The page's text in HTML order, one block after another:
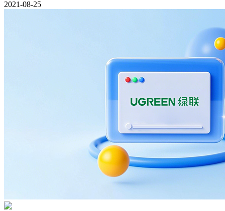
2021-08-25